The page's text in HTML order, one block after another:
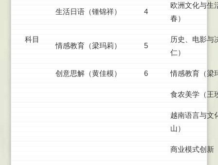
科目
生活日语（锺锦祥） 4
欧洲文化与生
春）
情感教育（梁玛莉） 5
历史、电影与
仁）
创意思解（黄佳模） 6 情感教育（梁
食农美学（王
越南语言与文
山）
商业模式创新